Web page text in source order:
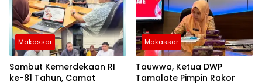
Makassar
Sambut Kemerdekaan RI
ke-81 Tahun, Camat
Makassar
Tauwwa, Ketua DWP
Tamalate Pimpin Rakor